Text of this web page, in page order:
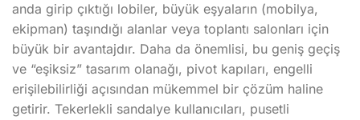
anda girip çıktığı lobiler, büyük eşyaların (mobilya,
ekipman) taşındığı alanlar veya toplantı salonları için
büyük bir avantajdır. Daha da önemlisi, bu geniş geçiş
ve “eşiksiz” tasarım olanağı, pivot kapıları, engelli
erişilebilirliği açısından mükemmel bir çözüm haline
getirir. Tekerlekli sandalye kullanıcıları, pusetli